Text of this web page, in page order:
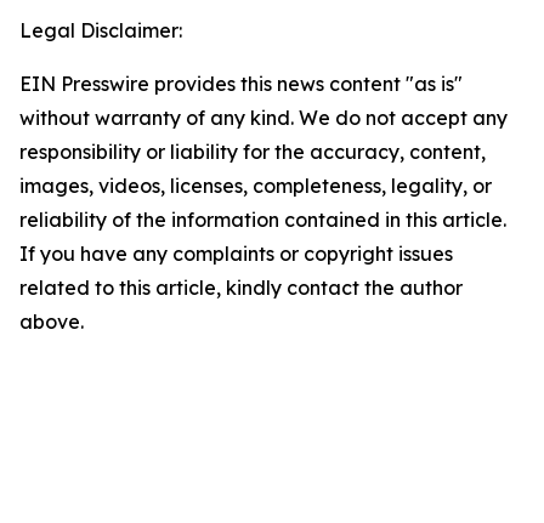
Legal Disclaimer:
EIN Presswire provides this news content "as is"
without warranty of any kind. We do not accept any
responsibility or liability for the accuracy, content,
images, videos, licenses, completeness, legality, or
reliability of the information contained in this article.
If you have any complaints or copyright issues
related to this article, kindly contact the author
above.